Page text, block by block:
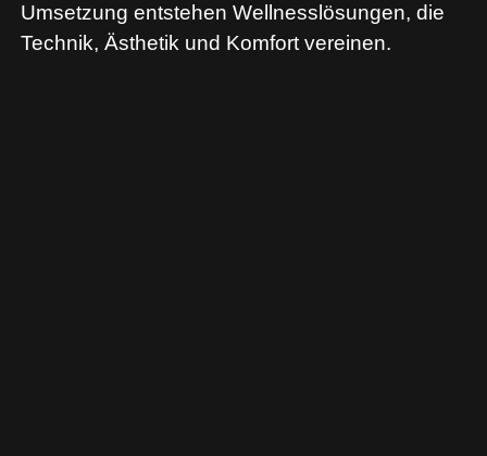
Umsetzung entstehen Wellnesslösungen, die
Technik, Ästhetik und Komfort vereinen.